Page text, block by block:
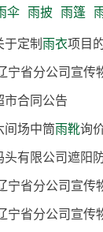
伞 雨披 雨篷
于定制雨衣项目
市合同公告
间场中筒雨靴询
有限公司遮阳